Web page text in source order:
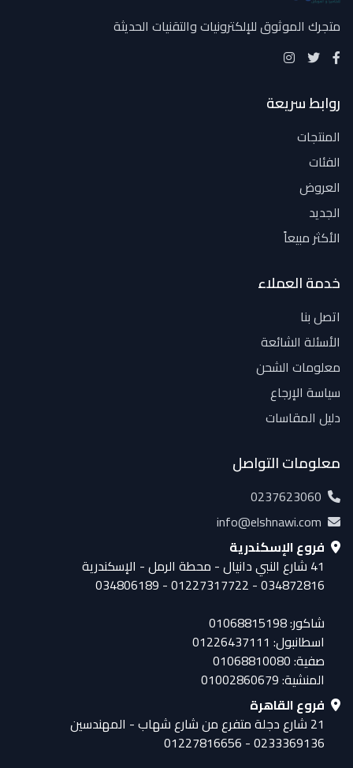
متجرك الموثوق للإلكترونيات والتقنيات الحديثة
روابط سريعة
المنتجات
الفئات
العروض
الجديد
الأكثر مبيعاً
خدمة العملاء
اتصل بنا
الأسئلة الشائعة
معلومات الشحن
سياسة الإرجاع
دليل المقاسات
معلومات التواصل
0237623060
info@elshnawi.com
فروع الإسكندرية
41 شارع النبي دانيال - محطة الرمل - الإسكندرية
034872816 - 01227317722 - 034806189
شاكور: 01068815198
اسطانبول: 01226437111
صفية: 01068810080
المنشية: 01002860679
فروع القاهرة
21 شارع دجلة متفرع من شارع شهاب - المهندسين
0233369136 - 01227816656